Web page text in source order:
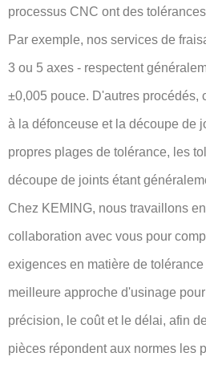
processus CNC ont des
Par exemple, nos services de
3 ou 5 axes - respectent
±0,005 pouce. D'autres procédés,
à la défonceuse et la découpe de
propres plages de tolérance, les
découpe de joints étant
Chez KEMING, nous travaillons
collaboration avec vous pour
exigences en matière de
meilleure approche d'usinage
précision, le coût et le délai, afin
pièces répondent aux normes les